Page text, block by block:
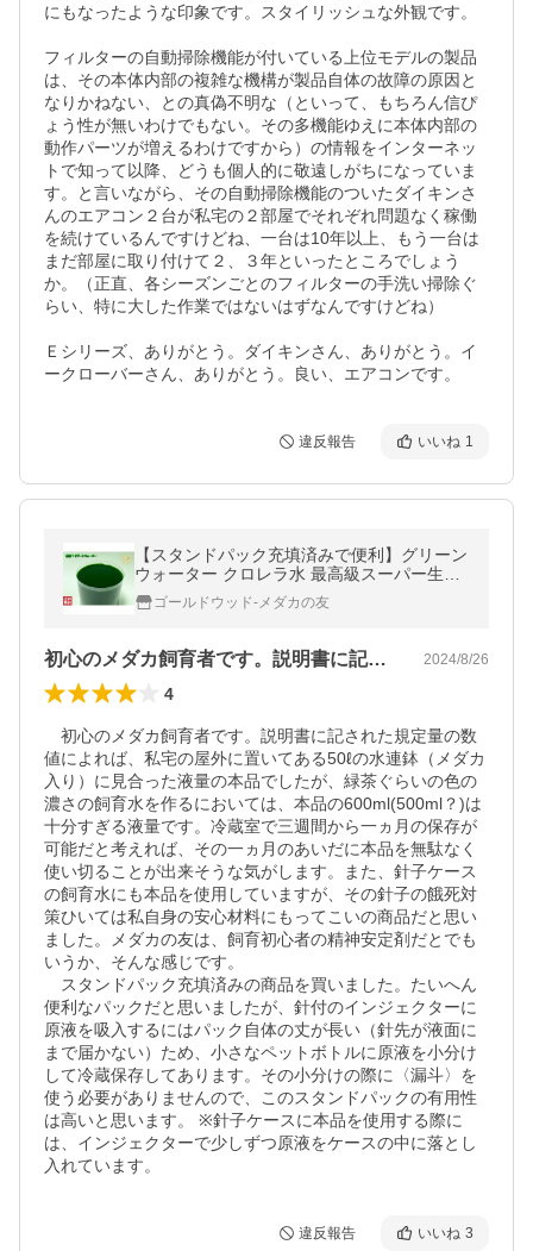
にもなったような印象です。スタイリッシュな外観です。
フィルターの自動掃除機能が付いている上位モデルの製品
は、その本体内部の複雑な機構が製品自体の故障の原因と
なりかねない、との真偽不明な（といって、もちろん信ぴ
ょう性が無いわけでもない。その多機能ゆえに本体内部の
動作パーツが増えるわけですから）の情報をインターネッ
トで知って以降、どうも個人的に敬遠しがちになっていま
す。と言いながら、その自動掃除機能のついたダイキンさ
んのエアコン２台が私宅の２部屋でそれぞれ問題なく稼働
を続けているんですけどね、一台は10年以上、もう一台は
まだ部屋に取り付けて２、３年といったところでしょう
か。（正直、各シーズンごとのフィルターの手洗い掃除ぐ
らい、特に大した作業ではないはずなんですけどね）
Ｅシリーズ、ありがとう。ダイキンさん、ありがとう。イ
ークローバーさん、ありがとう。良い、エアコンです。
違反報告 いいね 1
【スタンドパック充填済みで便利】グリーン
ウォーター クロレラ水 最高級スーパー生ク
ロレラ使用 【容量、保存パック有無を選択
して下さい。】
ゴールドウッド-メダカの友
初心のメダカ飼育者です。説明書に記され… 2024/8/26
4
初心のメダカ飼育者です。説明書に記された規定量の数
値によれば、私宅の屋外に置いてある50ℓの水連鉢（メダカ
入り）に見合った液量の本品でしたが、緑茶ぐらいの色の
濃さの飼育水を作るにおいては、本品の600ml(500ml？)は
十分すぎる液量です。冷蔵室で三週間から一ヵ月の保存が
可能だと考えれば、その一ヵ月のあいだに本品を無駄なく
使い切ることが出来そうな気がします。また、針子ケース
の飼育水にも本品を使用していますが、その針子の餓死対
策ひいては私自身の安心材料にもってこいの商品だと思い
ました。メダカの友は、飼育初心者の精神安定剤だとでも
いうか、そんな感じです。
スタンドパック充填済みの商品を買いました。たいへん
便利なパックだと思いましたが、針付のインジェクターに
原液を吸入するにはパック自体の丈が長い（針先が液面に
まで届かない）ため、小さなペットボトルに原液を小分け
して冷蔵保存してあります。その小分けの際に〈漏斗〉を
使う必要がありませんので、このスタンドパックの有用性
は高いと思います。 ※針子ケースに本品を使用する際に
は、インジェクターで少しずつ原液をケースの中に落とし
入れています。
違反報告 いいね 3